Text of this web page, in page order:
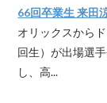
66回卒業生 来田
オリックスから
回生）が出場選
し、高...